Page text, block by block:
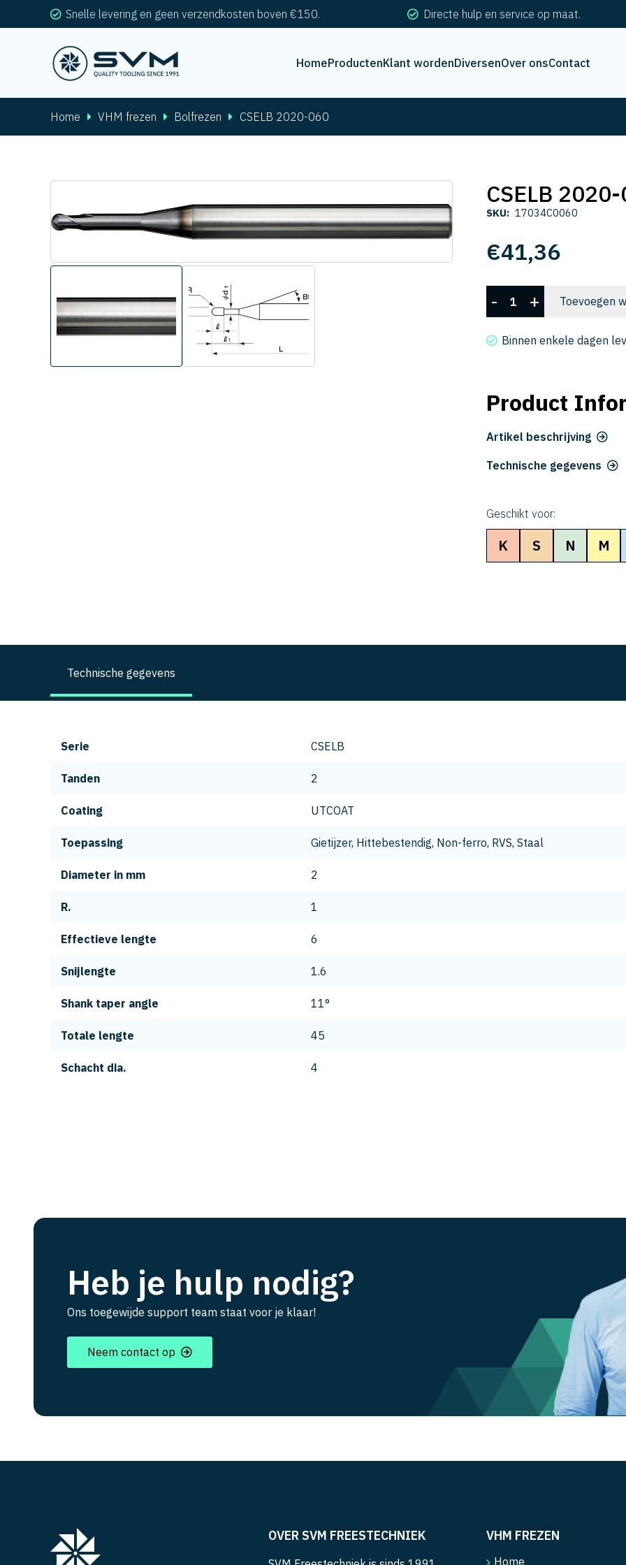
Snelle levering en geen verzendkosten boven €150. Directe hulp en service op maat.
HomeProductenKlant wordenDiversenOver onsContact
Home VHM frezen Bolfrezen CSELB 2020-060
CSELB
SKU: 17034C0060
€41,36
CSELB
2020-
060
- + Toevoegen
Binnen enkele dagen
Product
Artikel beschrijving
Technische gegevens
Geschikt voor:
K S N M
Technische gegevens
Serie CSELB
Tanden 2
Coating UTCOAT
Toepassing Gietijzer, Hittebestendig, Non-ferro, RVS, Staal
Diameter in mm 2
R. 1
Effectieve lengte 6
Snijlengte 1.6
Shank taper angle 11°
Totale lengte 45
Schacht dia. 4
Heb je hulp nodig?
Ons toegewijde support team staat voor je klaar!
Neem contact op
OVER SVM FREESTECHNIEK VHM FREZEN
Home